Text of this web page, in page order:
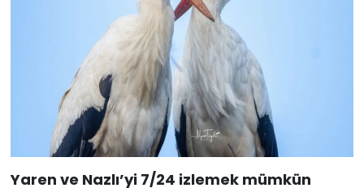
Yaren ve Nazlı’yi 7/24 izlemek mümkün